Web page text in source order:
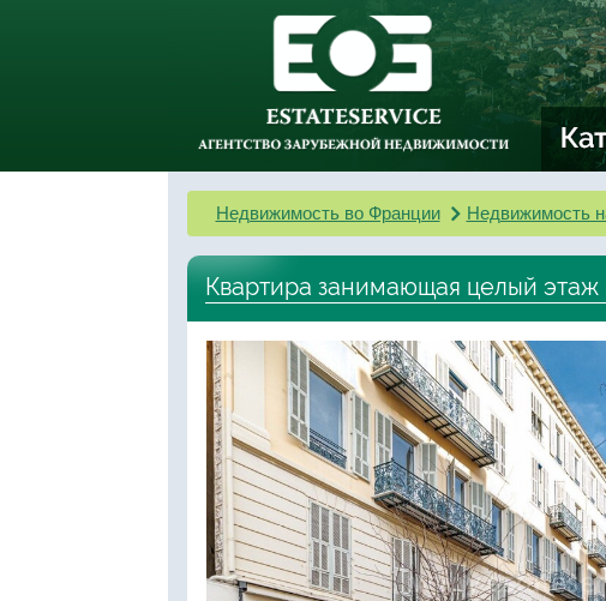
Недвижимость во Франции Недвижимость
Квартира занимающая целый